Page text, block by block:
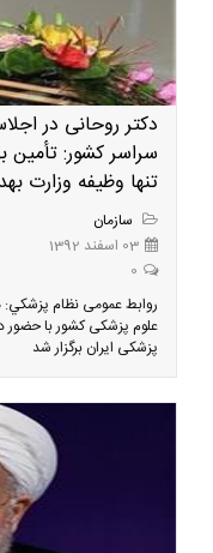
دکتر روحانی در
سراسر کشور:
تنها وظیفه وزارت
سازمان
03 اسفند 1392
0
روابط عمومی نظام
علوم پزشکی کشور با حضور
پزشکی ایران برگزار شد